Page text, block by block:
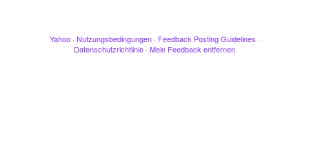
Yahoo · Nutzungsbedingungen · Feedback Posting Guidelines ·
Datenschutzrichtlinie · Mein Feedback entfernen